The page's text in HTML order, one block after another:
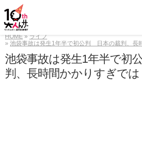
HOME
ライフ
池袋事故は発生1年半で初公判 日本の裁判、長
池袋事故は発生1年半で初
判、長時間かかりすぎでは